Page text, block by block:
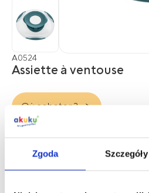
Zgoda Szczegóły
A0524
Assiette à ventouse
Description du produit
Où acheter ?